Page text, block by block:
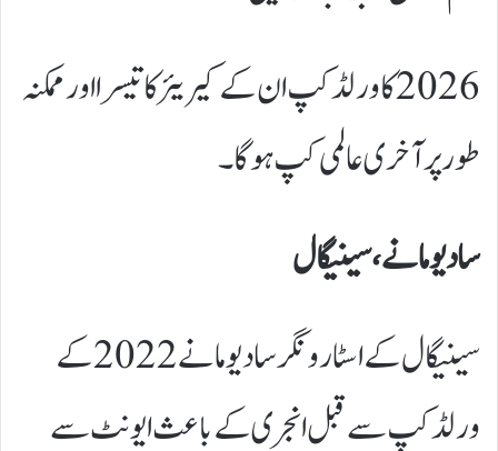
2026 کا ورلڈ کپ ان کے کیریئر کا تیسرا اور ممکنہ
طور پر آخری عالمی کپ ہوگا۔
سادیو مانے، سینیگال
سینیگال کے اسٹار ونگر سادیو مانے 2022 کے
ورلڈ کپ سے قبل انجری کے باعث ایونٹ سے